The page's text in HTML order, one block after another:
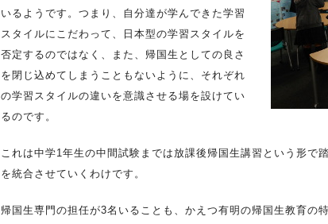
いるようです。つまり、自分達が学んできた学習
スタイルにこだわって、日本型の学習スタイルを
否定するのではなく、また、帰国生としての良さ
を閉じ込めてしまうこともないように、それぞれ
の学習スタイルの違いを意識させる場を設けてい
るのです。
これは中学1年生の中間試験までは放課後帰国生講習という形で
を統合させていくわけです。
帰国生専門の担任が3名いることも、かえつ有明の帰国生教育の